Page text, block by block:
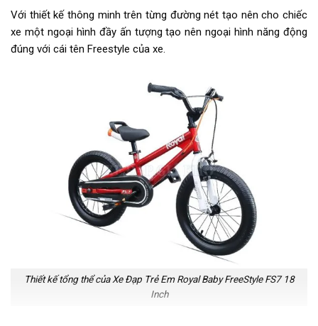
Trọng lượng thùng 91x20x55
Cọc/cốt yên Hợp kim thép
Thông số kỹ thuật có thể sẽ
được thay đổi từ nhà sản xuất
nhằm nâng cao chất lượng sản
phẩm
Với thiết kế thông minh trên từng đường nét tạo nên cho chiếc
xe một ngoại hình đầy ấn tượng tạo nên ngoại hình năng động
đúng với cái tên Freestyle của xe.
Thiết kế tổng thể của Xe Đạp Trẻ Em Royal Baby FreeStyle FS7 18
Inch